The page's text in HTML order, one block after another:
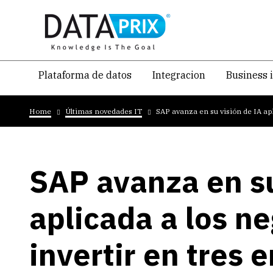
content
Navegacion
temática
principal
Plataforma de datos Integracion Business
Breadcrumb
Home Últimas novedades IT SAP avanza en su visión de IA
SAP avanza en
aplicada a los
invertir en tres